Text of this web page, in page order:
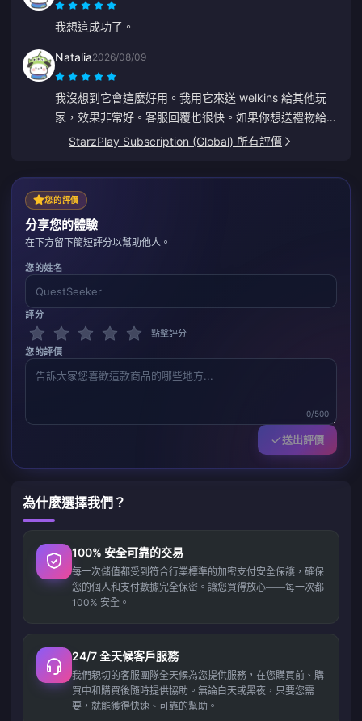
我想這成功了。
Natalia2026/08/09
我沒想到它會這麼好用。我用它來送 welkins 給其他玩
家，效果非常好。客服回覆也很快。如果你想送禮物給任
何人，這是一個非常棒的平台。
StarzPlay Subscription (Global) 所有評價
您的評價
分享您的體驗
在下方留下簡短評分以幫助他人。
您的姓名
評分
點擊評分
您的評價
0/500
送出評價
為什麼選擇我們？
100% 安全可靠的交易
每一次儲值都受到符合行業標準的加密支付安全保護，確保
您的個人和支付數據完全保密。讓您買得放心——每一次都
100% 安全。
24/7 全天候客戶服務
我們親切的客服團隊全天候為您提供服務，在您購買前、購
買中和購買後隨時提供協助。無論白天或黑夜，只要您需
要，就能獲得快速、可靠的幫助。